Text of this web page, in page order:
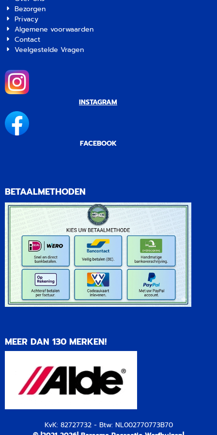
Grey | Artikelnummer
2626156
Bezorgen
Privacy
Algemene voorwaarden
Contact
Veelgestelde Vragen
INSTAGRAM
FACEBOOK
BETAALMETHODEN
MEER DAN 130 MERKEN!
KvK: 82727732 - Btw: NL002770773B70